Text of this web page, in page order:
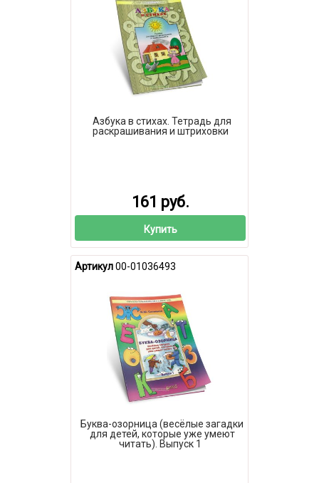
Азбука в стихах. Тетрадь для
раскрашивания и штриховки
161 руб.
Купить
Артикул00-01036493
Буква-озорница (весёлые загадки
для детей, которые уже умеют
читать). Выпуск 1